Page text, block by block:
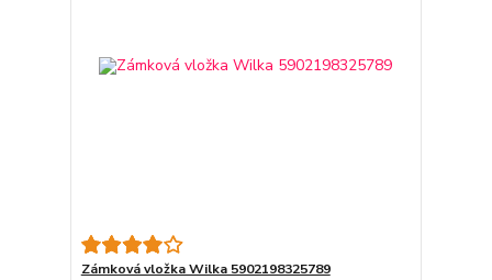
Zámková vložka Wilka 5902198325789